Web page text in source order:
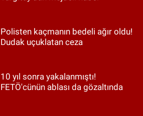
Polisten kaçmanın bedeli ağır oldu!
Dudak uçuklatan ceza
10 yıl sonra yakalanmıştı!
FETÖ'cünün ablası da gözaltında